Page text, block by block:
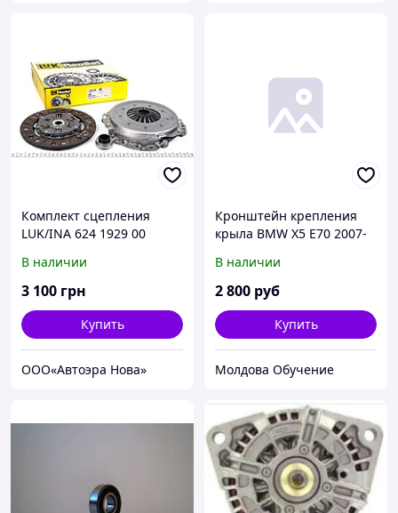
Комплект сцепления
LUK/INA 624 1929 00
В наличии
3 100 грн
Купить
ООО«Автоэра Нова»
Кронштейн крепления
крыла BMW X5 E70 2007-
В наличии
2 800 руб
Купить
Молдова Обучение